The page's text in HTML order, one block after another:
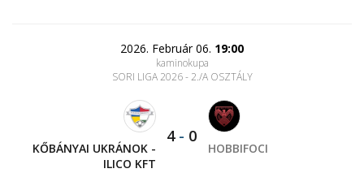
2026. Február 06. 19:00
kaminokupa
SORI LIGA 2026 - 2./A OSZTÁLY
KŐBÁNYAI UKRÁNOK -
ILICO KFT
4- 0
HOBBIFOCI